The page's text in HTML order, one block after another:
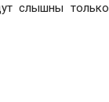
слышны только